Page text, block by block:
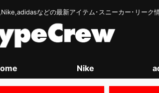
などの最新アイテム･スニーカー･リーク
Nike